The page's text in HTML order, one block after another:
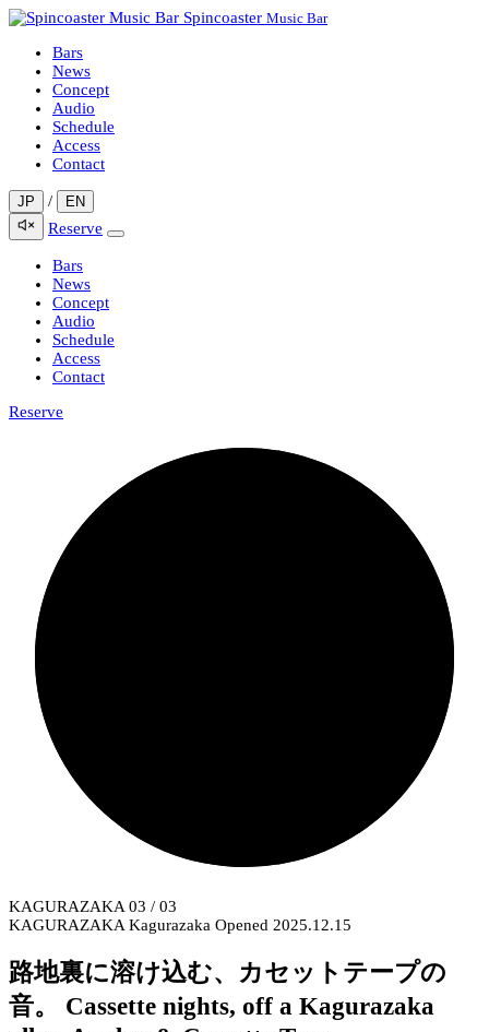
Spincoaster Music Bar
Bars
News
Concept
Audio
Schedule
Access
Contact
JP / EN
Reserve
Bars
News
Concept
Audio
Schedule
Access
Contact
Reserve
KAGURAZAKA 03 / 03
KAGURAZAKA Kagurazaka Opened 2025.12.15
路地裏に溶け込む、カセットテープの
音。
Cassette nights, off a Kagurazaka